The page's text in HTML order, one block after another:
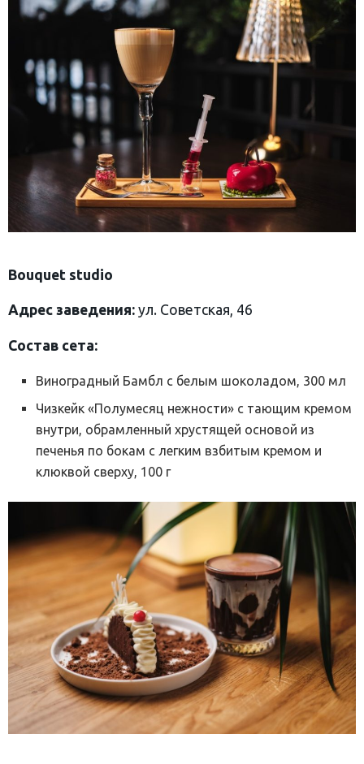
Bouquet studio
Адрес заведения: ул. Советская, 46
Состав сета:
Виноградный Бамбл с белым шоколадом, 300 мл
Чизкейк «Полумесяц нежности» с тающим кремом
внутри, обрамленный хрустящей основой из
печенья по бокам с легким взбитым кремом и
клюквой сверху, 100 г